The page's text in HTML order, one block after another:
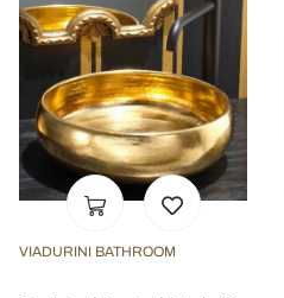
VIADURINI BATHROOM